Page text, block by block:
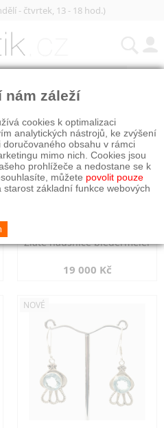
- čtvrtek, 13 - 18 hod.)
Zlaté náušnice biedermeier
19 000 Kč
NOVÉ
nám záleží
cookies k optimalizaci
analytických nástrojů, ke zvýšení
obsahu v rámci
mimo nich. Cookies jsou
prohlížeče a nedostane se k
můžete povolit pouze
základní funkce webových